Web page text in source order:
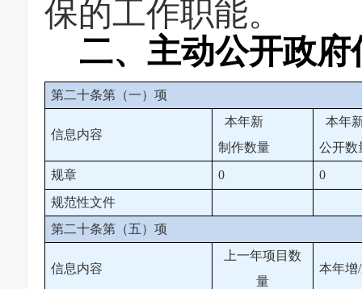
保的工作职能。
二、 主动公开政府
第二十条第（一）项
信息内容
本年新
制作数量
本年
公开数
规章
0
0
规范性文件
第二十条第（五）项
信息内容
上一年项目数
量
本年增